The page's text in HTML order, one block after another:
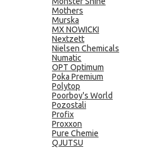
Mothers
Murska
MX NOWICKI
Nextzett
Nielsen Chemicals
Numatic
OPT Optimum
Poka Premium
Polytop
Poorboy's World
Pozostali
Profix
Proxxon
Pure Chemie
QJUTSU